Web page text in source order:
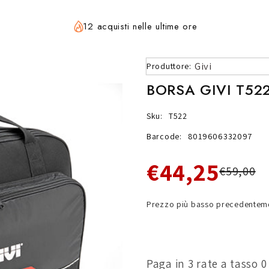
12 acquisti nelle ultime ore
Produttore: Givi
BORSA GIVI
Sku:
T522
Barcode:
8019606332097
€44,25€59,00
Prezzo più basso
Paga in 3 rate a tasso